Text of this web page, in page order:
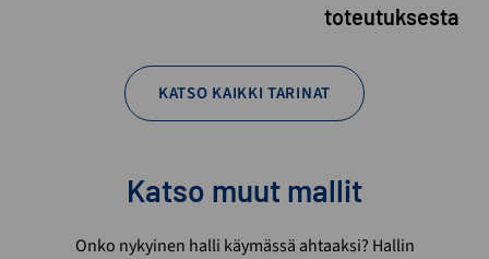
toteutuksesta
KATSO KAIKKI TARINAT
Katso muut mallit
Onko nykyinen halli käymässä ahtaaksi? Hallin